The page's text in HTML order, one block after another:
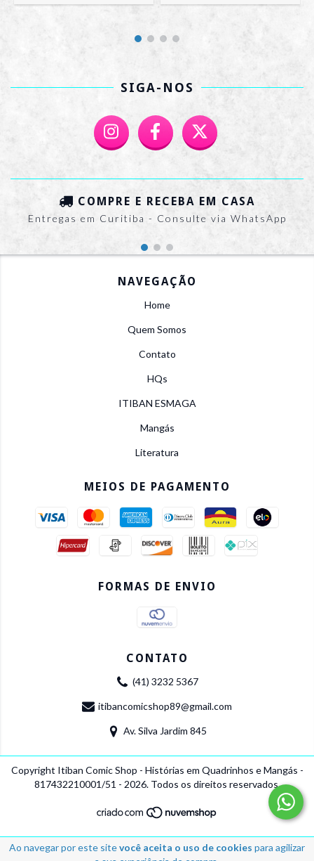
Ao navegar por este sitevocê aceita o uso de cookies para agilizar
SIGA-NOS
COMPRE E RECEBA EM CASA
Entregas em Curitiba - Consulte via WhatsApp
NAVEGAÇÃO
Home
Quem Somos
Contato
HQs
ITIBAN ESMAGA
Mangás
Literatura
MEIOS DE PAGAMENTO
FORMAS DE ENVIO
CONTATO
(41) 3232 5367
itibancomicshop89@gmail.com
Av. Silva Jardim 845
Copyright Itiban Comic Shop - Histórias em Quadrinhos e Mangás -
817432210001/51 - 2026. Todos os direitos reservados.